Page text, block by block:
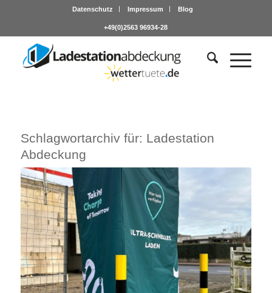
Datenschutz Impressum Blog
+49(0)2563 96934-28
Schlagwortarchiv für: Ladestation
Abdeckung